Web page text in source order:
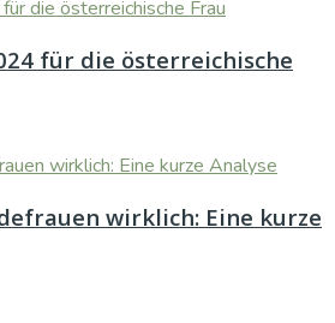
für die österreichische
wirklich: Eine kurze